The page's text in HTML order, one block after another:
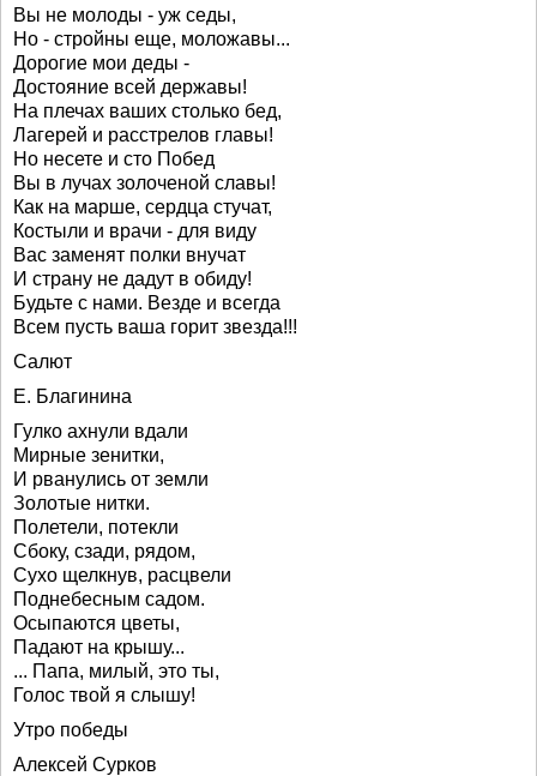
Вы не молоды - уж седы,
Но - стройны еще, моложавы...
Дорогие мои деды -
Достояние всей державы!
На плечах ваших столько бед,
Лагерей и расстрелов главы!
Но несете и сто Побед
Вы в лучах золоченой славы!
Как на марше, сердца стучат,
Костыли и врачи - для виду
Вас заменят полки внучат
И страну не дадут в обиду!
Будьте с нами. Везде и всегда
Всем пусть ваша горит звезда!!!
Салют
Е. Благинина
Гулко ахнули вдали
Мирные зенитки,
И рванулись от земли
Золотые нитки.
Полетели, потекли
Сбоку, сзади, рядом,
Сухо щелкнув, расцвели
Поднебесным садом.
Осыпаются цветы,
Падают на крышу...
... Папа, милый, это ты,
Голос твой я слышу!
Утро победы
Алексей Сурков